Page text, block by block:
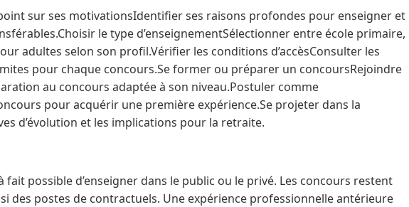
sur ses motivationsIdentifier ses raisons profondes pour enseigner et
le type d’enseignementSélectionner entre école primaire,
adultes selon son profil.Vérifier les conditions d’accèsConsulter les
pour chaque concours.Se former ou préparer un concoursRejoindre
au concours adaptée à son niveau.Postuler comme
pour acquérir une première expérience.Se projeter dans la
d’évolution et les implications pour la retraite.
fait possible d’enseigner dans le public ou le privé. Les concours restent
des postes de contractuels. Une expérience professionnelle antérieure